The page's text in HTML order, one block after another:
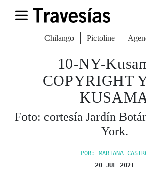
Chilango Pictoline
10-NY-
COPYRIGHT
Foto: cortesía Jardín
York.
POR: MARIANA
20 JUL 2021